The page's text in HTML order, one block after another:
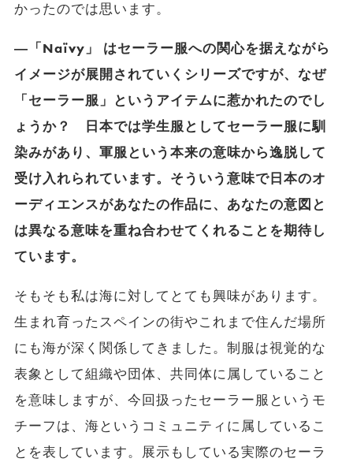
かったのでは思います。
―「Naïvy」 はセーラー服への関心を据えながら
イメージが展開されていくシリーズですが、なぜ
「セーラー服」というアイテムに惹かれたのでし
ょうか？ 日本では学生服としてセーラー服に馴
染みがあり、軍服という本来の意味から逸脱して
受け入れられています。そういう意味で日本のオ
ーディエンスがあなたの作品に、あなたの意図と
は異なる意味を重ね合わせてくれることを期待し
ています。
そもそも私は海に対してとても興味があります。
生まれ育ったスペインの街やこれまで住んだ場所
にも海が深く関係してきました。制服は視覚的な
表象として組織や団体、共同体に属していること
を意味しますが、今回扱ったセーラー服というモ
チーフは、海というコミュニティに属しているこ
とを表しています。展示もしている実際のセーラ